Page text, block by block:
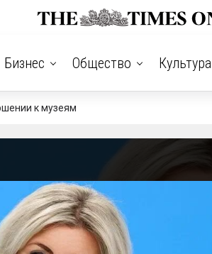
Бизнес Общество Культура
к музеям